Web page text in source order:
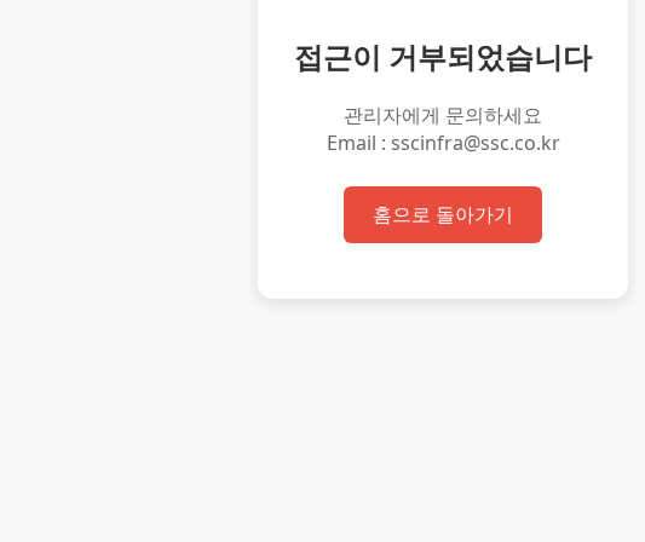
접근이 거부되었습니다
관리자에게 문의하세요
Email : sscinfra@ssc.co.kr
홈으로 돌아가기